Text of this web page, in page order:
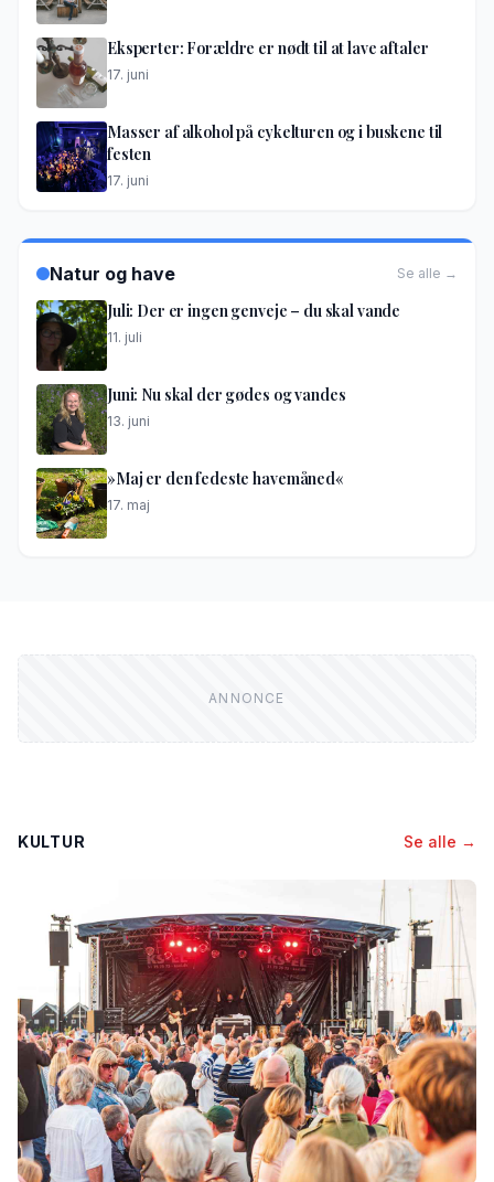
Eksperter: Forældre er nødt til at lave aftaler
17. juni
Masser af alkohol på cykelturen og i buskene til
festen
17. juni
Natur og have Se alle →
Juli: Der er ingen genveje – du skal vande
11. juli
Juni: Nu skal der gødes og vandes
13. juni
»Maj er den fedeste havemåned«
17. maj
KULTUR Se alle →